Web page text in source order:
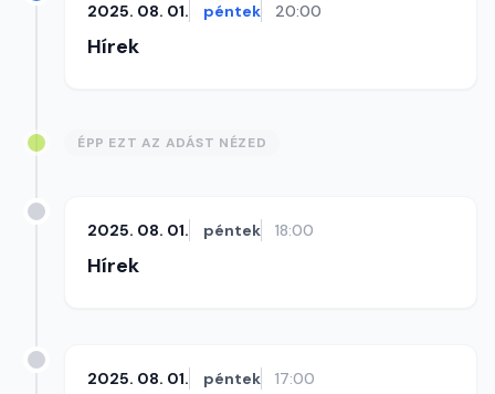
2025. 08. 01. péntek 20:00
Hírek
ÉPP EZT AZ ADÁST NÉZED
2025. 08. 01. péntek 18:00
Hírek
2025. 08. 01. péntek 17:00